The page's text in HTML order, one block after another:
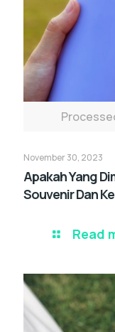
November 30, 2023
Apakah Yang
Souvenir Dan
Read